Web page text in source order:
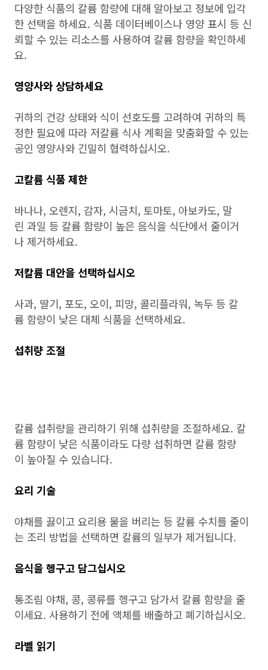
다양한 식품의 칼륨 함량에 대해 알아보고 정보에 입각
한 선택을 하세요. 식품 데이터베이스나 영양 표시 등 신
뢰할 수 있는 리소스를 사용하여 칼륨 함량을 확인하세
요.
영양사와 상담하세요
귀하의 건강 상태와 식이 선호도를 고려하여 귀하의 특
정한 필요에 따라 저칼륨 식사 계획을 맞춤화할 수 있는
공인 영양사와 긴밀히 협력하십시오.
고칼륨 식품 제한
바나나, 오렌지, 감자, 시금치, 토마토, 아보카도, 말
린 과일 등 칼륨 함량이 높은 음식을 식단에서 줄이거
나 제거하세요.
저칼륨 대안을 선택하십시오
사과, 딸기, 포도, 오이, 피망, 콜리플라워, 녹두 등 칼
륨 함량이 낮은 대체 식품을 선택하세요.
섭취량 조절
칼륨 섭취량을 관리하기 위해 섭취량을 조절하세요. 칼
륨 함량이 낮은 식품이라도 다량 섭취하면 칼륨 함량
이 높아질 수 있습니다.
요리 기술
야채를 끓이고 요리용 물을 버리는 등 칼륨 수치를 줄이
는 조리 방법을 선택하면 칼륨의 일부가 제거됩니다.
음식을 헹구고 담그십시오
통조림 야채, 콩, 콩류를 헹구고 담가서 칼륨 함량을 줄
이세요. 사용하기 전에 액체를 배출하고 폐기하십시오.
라벨 읽기